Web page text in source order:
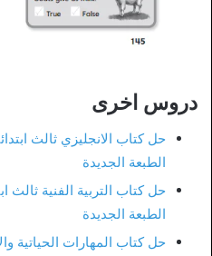
دروس اخرى
الطبعة الجديدة
الطبعة الجديدة
حل كتاب المهارات الحياتية